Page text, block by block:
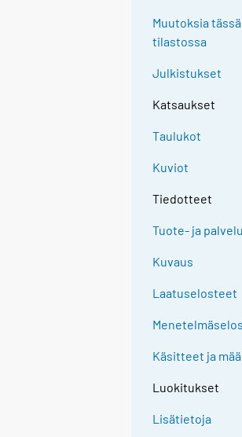
Muutoksia tässä
tilastossa
Julkistukset
Katsaukset
Taulukot
Kuviot
Tiedotteet
Tuote- ja
Kuvaus
Laatuselosteet
Käsitteet ja
Luokitukset
Lisätietoja